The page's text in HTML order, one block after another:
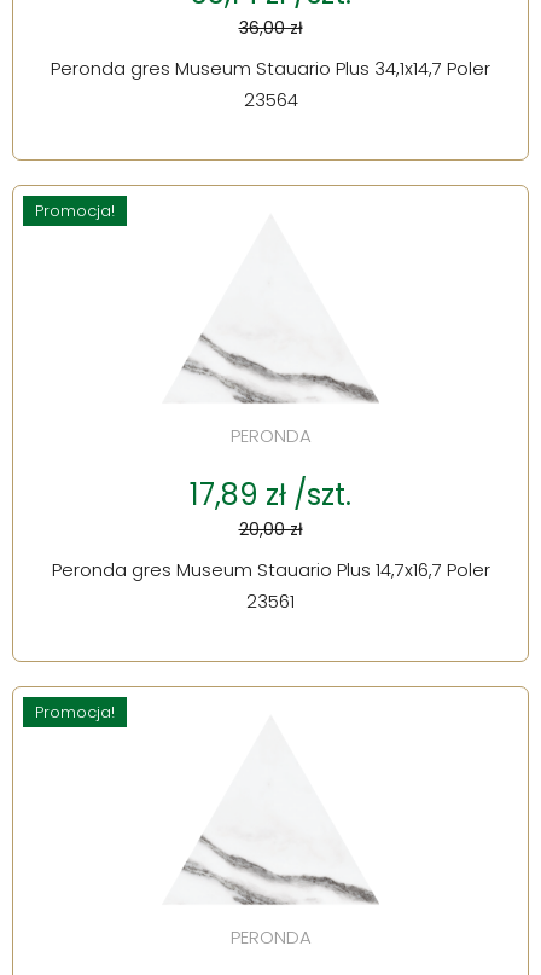
36,00 zł
Peronda gres Museum Stauario Plus 34,1x14,7 Poler
23564
Promocja!
PERONDA
17,89 zł /szt.
20,00 zł
Peronda gres Museum Stauario Plus 14,7x16,7 Poler
23561
Promocja!
PERONDA